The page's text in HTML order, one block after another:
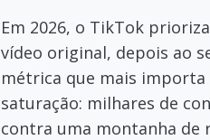
Em 2026, o TikTok
vídeo original, depois ao
métrica que mais
saturação: milhares de
contra uma montanha de